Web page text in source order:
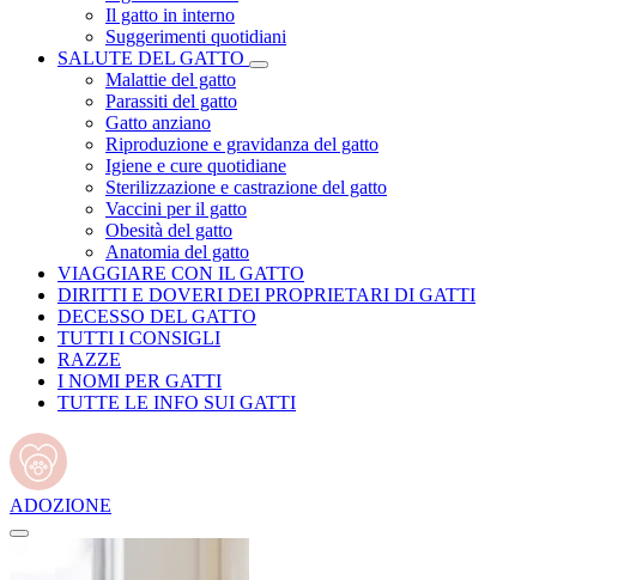
Il gatto in interno
Suggerimenti quotidiani
SALUTE DEL GATTO
Malattie del gatto
Parassiti del gatto
Gatto anziano
Riproduzione e gravidanza del gatto
Igiene e cure quotidiane
Sterilizzazione e castrazione del gatto
Vaccini per il gatto
Obesità del gatto
Anatomia del gatto
VIAGGIARE CON IL GATTO
DIRITTI E DOVERI DEI PROPRIETARI DI GATTI
DECESSO DEL GATTO
TUTTI I CONSIGLI
RAZZE
I NOMI PER GATTI
TUTTE LE INFO SUI GATTI
ADOZIONE